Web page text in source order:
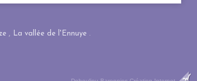
, La vallée de l'Ennuye .